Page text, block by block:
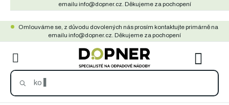
obsah
emailu info@dopner.cz. Děkujeme za pochopení
Omlouváme se, z důvodu dovolených nás prosím kontaktujte primárně na
emailu info@dopner.cz. Děkujeme za pochopení
KOŠÍK